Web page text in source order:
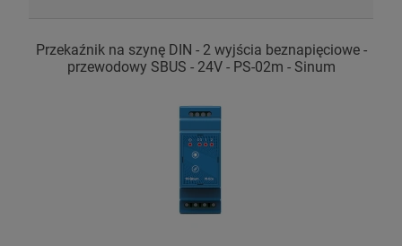
Przekaźnik na szynę DIN - 2 wyjścia beznapięciowe -
przewodowy SBUS - 24V - PS-02m - Sinum